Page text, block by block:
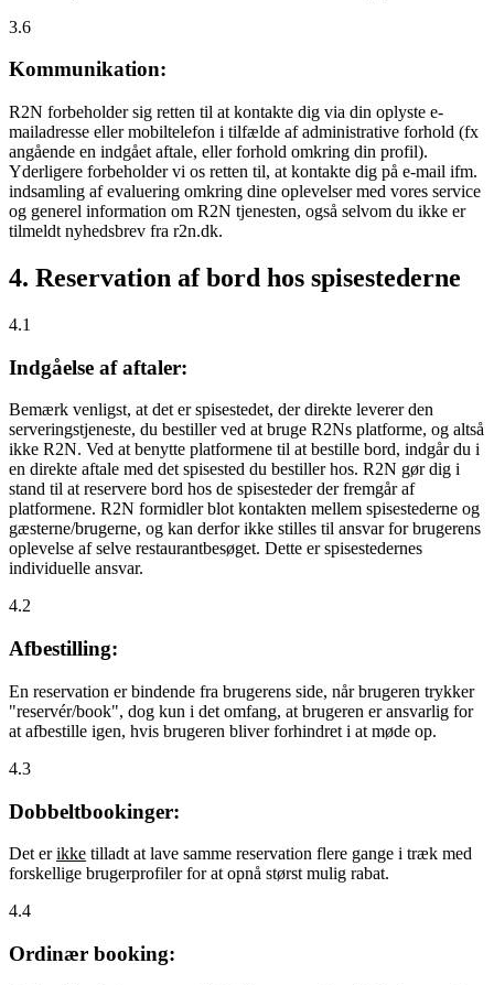
3.6
Kommunikation:
R2N forbeholder sig retten til at kontakte dig via din oplyste e-
mailadresse eller mobiltelefon i tilfælde af administrative forhold (fx
angående en indgået aftale, eller forhold omkring din profil).
Yderligere forbeholder vi os retten til, at kontakte dig på e-mail ifm.
indsamling af evaluering omkring dine oplevelser med vores service
og generel information om R2N tjenesten, også selvom du ikke er
tilmeldt nyhedsbrev fra r2n.dk.
4. Reservation af bord hos spisestederne
4.1
Indgåelse af aftaler:
Bemærk venligst, at det er spisestedet, der direkte leverer den
serveringstjeneste, du bestiller ved at bruge R2Ns platforme, og altså
ikke R2N. Ved at benytte platformene til at bestille bord, indgår du i
en direkte aftale med det spisested du bestiller hos. R2N gør dig i
stand til at reservere bord hos de spisesteder der fremgår af
platformene. R2N formidler blot kontakten mellem spisestederne og
gæsterne/brugerne, og kan derfor ikke stilles til ansvar for brugerens
oplevelse af selve restaurantbesøget. Dette er spisestedernes
individuelle ansvar.
4.2
Afbestilling:
En reservation er bindende fra brugerens side, når brugeren trykker
"reservér/book", dog kun i det omfang, at brugeren er ansvarlig for
at afbestille igen, hvis brugeren bliver forhindret i at møde op.
4.3
Dobbeltbookinger:
Det erikke tilladt at lave samme reservation flere gange i træk med
forskellige brugerprofiler for at opnå størst mulig rabat.
4.4
Ordinær booking: